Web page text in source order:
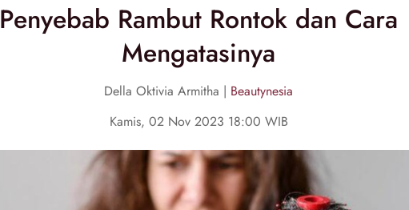
Penyebab Rambut Rontok dan Cara
Mengatasinya
Della Oktivia Armitha | Beautynesia
Kamis, 02 Nov 2023 18:00 WIB